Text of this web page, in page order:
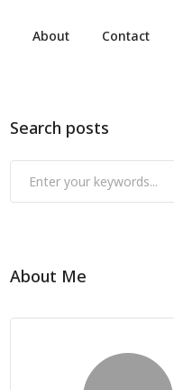
About Contact
Search posts
About Me